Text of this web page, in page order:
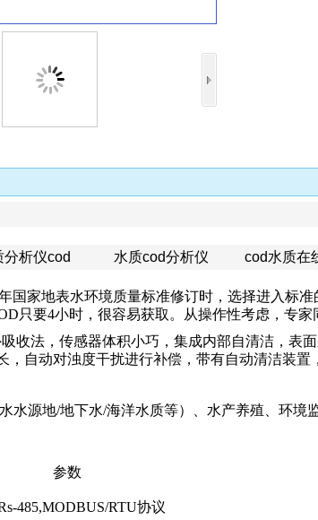
分析仪cod 水质cod分析仪 cod水质在
国家地表水环境质量标准修订时，选择进入标
只要4小时，很容易获取。从操作性考虑，专
收法，传感器体积小巧，集成内部自清洁，表
自动对浊度干扰进行补偿，带有自动清洁装置
水源地/地下水/海洋水质等）、水产养殖、环境
参数
485,MODBUS/RTU协议